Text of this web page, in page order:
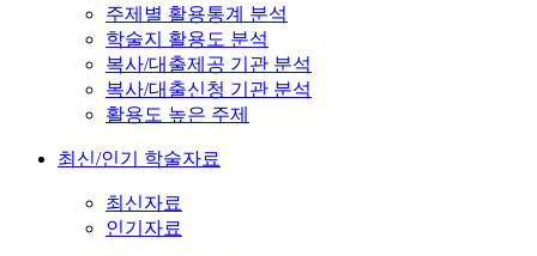
주제별 활용통계 분석
학술지 활용도 분석
복사/대출제공 기관 분석
복사/대출신청 기관 분석
활용도 높은 주제
최신/인기 학술자료
최신자료
인기자료